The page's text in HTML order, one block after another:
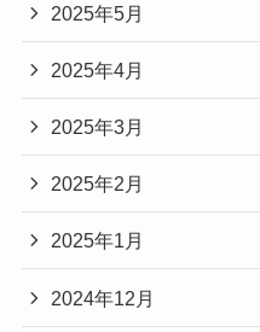
2025年5月
2025年4月
2025年3月
2025年2月
2025年1月
2024年12月